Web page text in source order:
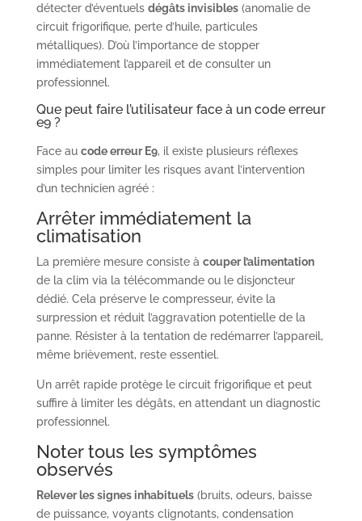
détecter d’éventuels dégâts invisibles(anomalie de
circuit frigorifique, perte d’huile, particules
métalliques). D’où l’importance de stopper
immédiatement l’appareil et de consulter un
professionnel.
Que peut faire l’utilisateur face à un code erreur
e9 ?
Face au code erreur E9, il existe plusieurs réflexes
simples pour limiter les risques avant l’intervention
d’un technicien agréé :
Arrêter immédiatement la
climatisation
La première mesure consiste à couper l’alimentation
de la clim via la télécommande ou le disjoncteur
dédié. Cela préserve le compresseur, évite la
surpression et réduit l’aggravation potentielle de la
panne. Résister à la tentation de redémarrer l’appareil,
même brièvement, reste essentiel.
Un arrêt rapide protège le circuit frigorifique et peut
suffire à limiter les dégâts, en attendant un diagnostic
professionnel.
Noter tous les symptômes
observés
Relever les signes inhabituels(bruits, odeurs, baisse
de puissance, voyants clignotants, condensation